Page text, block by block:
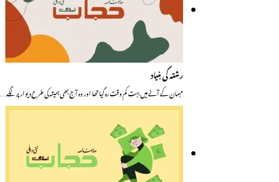
رشتہ کی بنیاد
مہمان کے آنے میں بہت کم وقت رہ گیا تھا اور وہ آج بھی ہمیشہ کی طرح دیوار پر لگے…